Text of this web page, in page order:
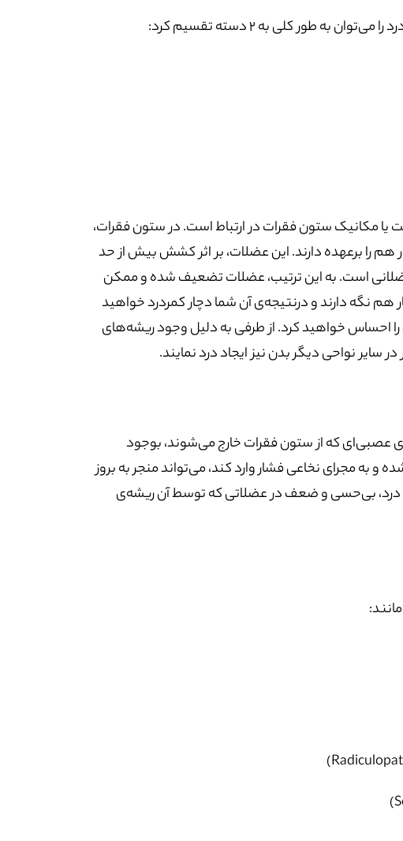
طور کلی به 2 دسته تقسیم کرد:
یا مکانیک ستون فقرات در ارتباط است. در ستون فقرات،
را برعهده دارند. این عضلات، بر اثر کشش بیش از حد
است. به این ترتیب، عضلات تضعیف شده و ممکن
هم نگه دارند و درنتیجه‌ی آن شما دچار کمردرد خواهید
را احساس خواهید کرد. از طرفی به دلیل وجود ریشه‌های
نواحی دیگر بدن نیز ایجاد درد نمایند.
عصبی‌ای که از ستون فقرات خارج می‌شوند، بوجود
به مجرای نخاعی فشار وارد کند، می‌تواند منجر به بروز
درد، بی‌حسی و ضعف در عضلاتی که توسط آن ریشه‌ی